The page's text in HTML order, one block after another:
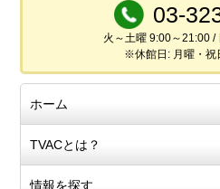
03-
火～土曜 9:00～21:00 /
※休館日: 月曜・祝
ホーム
TVACとは？
情報を探す